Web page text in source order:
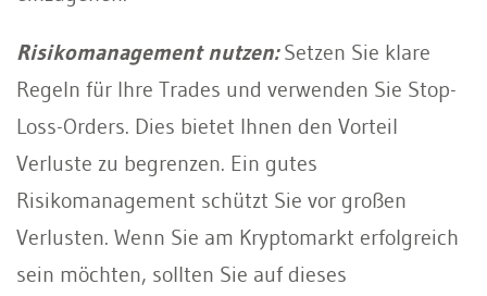
Risikomanagement nutzen:Setzen Sie klare
Regeln für Ihre Trades und verwenden Sie Stop-
Loss-Orders. Dies bietet Ihnen den Vorteil
Verluste zu begrenzen. Ein gutes
Risikomanagement schützt Sie vor großen
Verlusten. Wenn Sie am Kryptomarkt erfolgreich
sein möchten, sollten Sie auf dieses